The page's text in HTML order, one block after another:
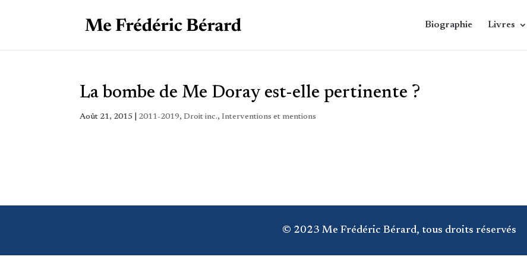
Biographie Livres
La bombe de Me Doray est-elle pertinente ?
Août 21, 2015 2011-2019,Droit inc.,Interventions et mentions
© 2023 Me Frédéric Bérard, tous droits réservés